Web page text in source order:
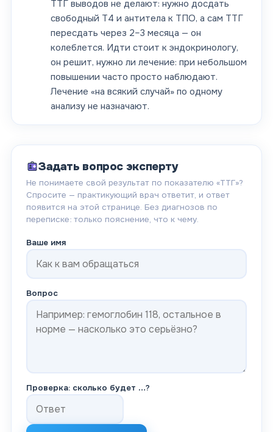
ТТГ выводов не делают: нужно досдать
свободный Т4 и антитела к ТПО, а сам ТТГ
пересдать через 2–3 месяца — он
колеблется. Идти стоит к эндокринологу,
он решит, нужно ли лечение: при небольшом
повышении часто просто наблюдают.
Лечение «на всякий случай» по одному
анализу не назначают.
Задать вопрос эксперту
Не понимаете свой результат по показателю «ТТГ»?
Спросите — практикующий врач ответит, и ответ
появится на этой странице. Без диагнозов по
переписке: только пояснение, что к чему.
Ваше имя
Вопрос
Проверка: сколько будет …?